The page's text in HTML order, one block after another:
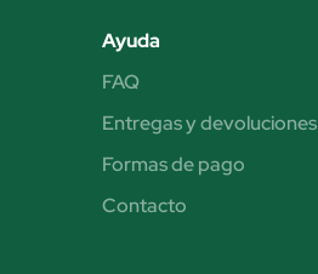
Ayuda
FAQ
Entregas y devoluciones
Formas de pago
Contacto